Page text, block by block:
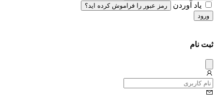
یاد آوردن
رمز عبور را فراموش کرده اید؟
ورود
ثبت نام
میس